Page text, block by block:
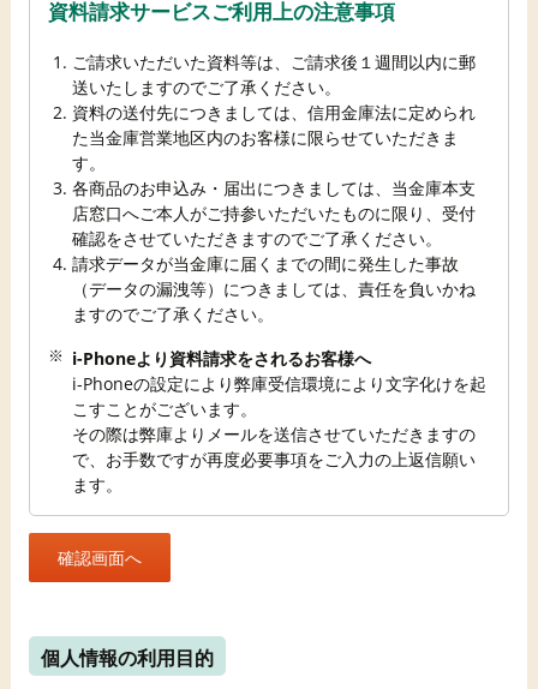
資料請求サービスご利用上の注意事項
ご請求いただいた資料等は、ご請求後１週間以内に郵
送いたしますのでご了承ください。
資料の送付先につきましては、信用金庫法に定められ
た当金庫営業地区内のお客様に限らせていただきま
す。
各商品のお申込み・届出につきましては、当金庫本支
店窓口へご本人がご持参いただいたものに限り、受付
確認をさせていただきますのでご了承ください。
請求データが当金庫に届くまでの間に発生した事故
（データの漏洩等）につきましては、責任を負いかね
ますのでご了承ください。
i-Phoneより資料請求をされるお客様へ
i-Phoneの設定により弊庫受信環境により文字化けを起
こすことがございます。
その際は弊庫よりメールを送信させていただきますの
で、お手数ですが再度必要事項をご入力の上返信願い
ます。
個人情報の利用目的